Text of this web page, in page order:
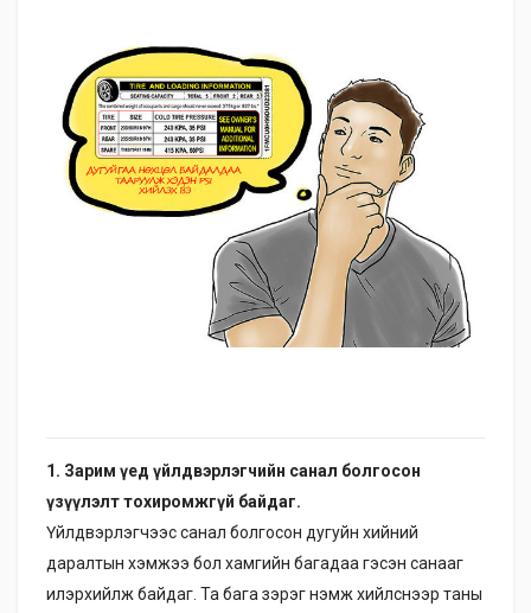
1. Зарим үед үйлдвэрлэгчийн санал болгосон
үзүүлэлт тохиромжгүй байдаг.
Үйлдвэрлэгчээс санал болгосон дугуйн хийний
даралтын хэмжээ бол хамгийн багадаа гэсэн санааг
илэрхийлж байдаг. Та бага зэрэг нэмж хийлснээр таны